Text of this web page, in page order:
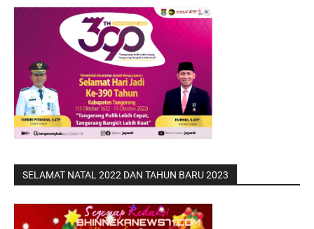
SELAMAT NATAL 2022 DAN TAHUN BARU 2023